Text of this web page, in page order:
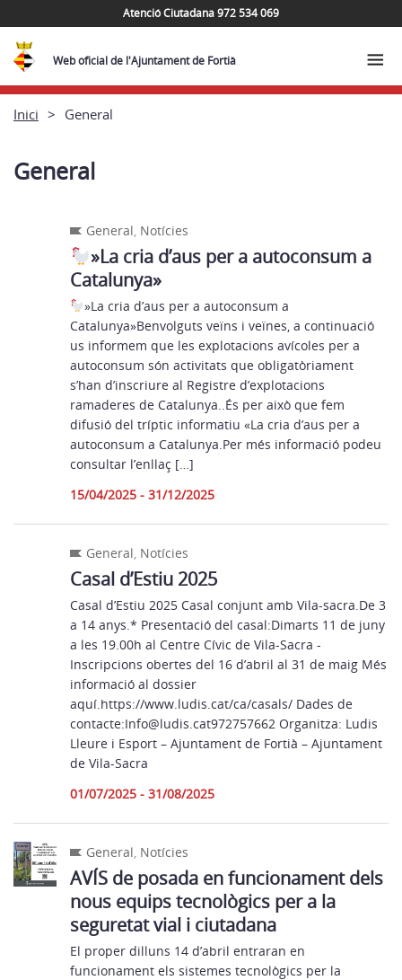
Atenció Ciutadana 972 534 069
Web oficial de l'Ajuntament de Fortià
Inici General
General
General, Notícies
»La cria d’aus per a autoconsum a
Catalunya»
»La cria d’aus per a autoconsum a
Catalunya»Benvolguts veïns i veïnes, a continuació
us informem que les explotacions avícoles per a
autoconsum són activitats que obligatòriament
s’han d’inscriure al Registre d’explotacions
ramaderes de Catalunya..És per això que fem
difusió del tríptic informatiu «La cria d’aus per a
autoconsum a Catalunya.Per més informació podeu
consultar l’enllaç […]
15/04/2025 - 31/12/2025
General, Notícies
Casal d’Estiu 2025
Casal d’Estiu 2025 Casal conjunt amb Vila-sacra.De 3
a 14 anys.* Presentació del casal:Dimarts 11 de juny
a les 19.00h al Centre Cívic de Vila-Sacra -
Inscripcions obertes del 16 d’abril al 31 de maig Més
informació al dossier
aquí.https://www.ludis.cat/ca/casals/ Dades de
contacte:Info@ludis.cat972757662 Organitza: Ludis
Lleure i Esport – Ajuntament de Fortià – Ajuntament
de Vila-Sacra
01/07/2025 - 31/08/2025
General, Notícies
AVÍS de posada en funcionament dels
nous equips tecnològics per a la
seguretat vial i ciutadana
El proper dilluns 14 d’abril entraran en
funcionament els sistemes tecnològics per la